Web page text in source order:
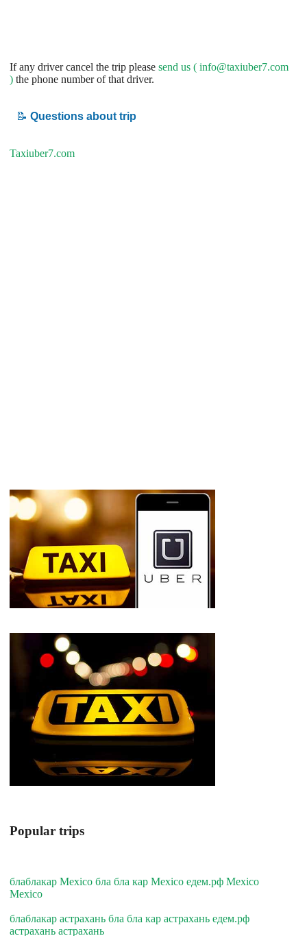
If any driver cancel the trip please send us ( info@taxiuber7.com
) the phone number of that driver.
📝 Questions about trip
Taxiuber7.com
Popular trips
блаблакар Mexico бла бла кар Mexico едем.рф Mexico
Mexico
блаблакар астрахань бла бла кар астрахань едем.рф
астрахань астрахань